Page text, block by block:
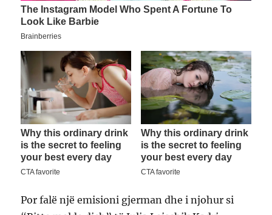
Por falë një emisioni gjerman dhe i njohur si